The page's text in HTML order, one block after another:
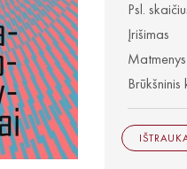
Psl.
Įrišimas
Matmenys
Brūkšninis